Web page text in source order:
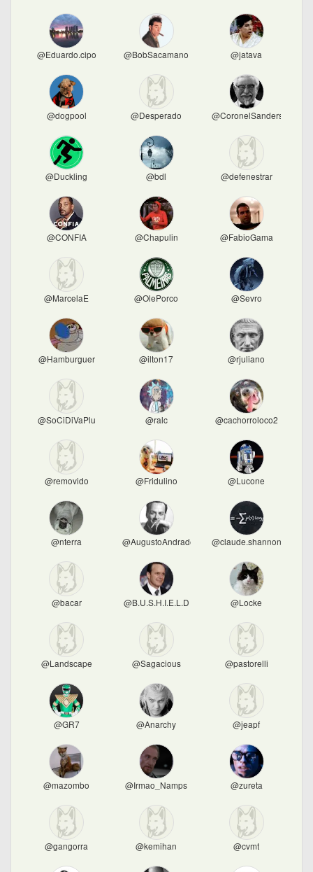
@Eduardo.cipo @BobSacamano @jatava
@dogpool @Desperado @CoronelSanders
@Duckling @bdl @defenestrar
@CONFIA @Chapulin @FabioGama
@MarcelaE @OlePorco @Sevro
@Hamburguer @ilton17 @rjuliano
@SoCiDiVaPlu @ralc @cachorroloco2
@removido @Fridulino @Lucone
@nterra @AugustoAndrade @claude.shannon
@bacar @B.U.S.H.I.E.L.D @Locke
@Landscape @Sagacious @pastorelli
@GR7 @Anarchy @jeapf
@mazombo @Irmao_Namps @zureta
@gangorra @kemihan @cvmt